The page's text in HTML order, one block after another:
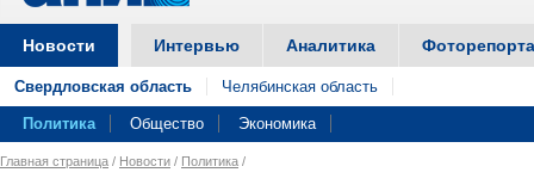
Новости Интервью Аналитика
Свердловская область Челябинская область
Политика Общество Экономика
Главная страница / Новости / Политика /